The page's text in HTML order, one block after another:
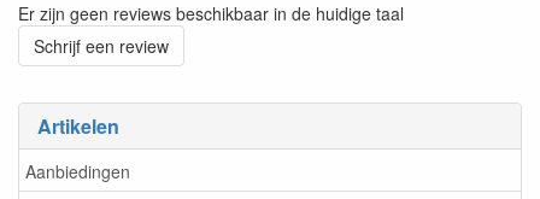
Artikelen
Aanbiedingen
Er zijn geen reviews beschikbaar in de huidige taal
Schrijf een review